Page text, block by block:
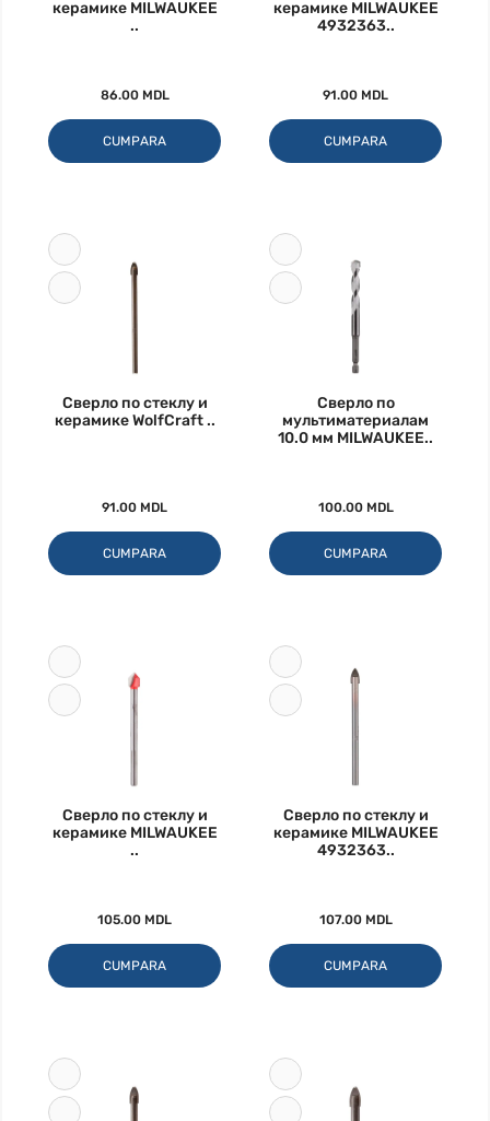
керамике MILWAUKEE
..
86.00 MDL
CUMPARA
керамике MILWAUKEE
4932363..
91.00 MDL
CUMPARA
Сверло по стеклу и
керамике WolfCraft ..
91.00 MDL
CUMPARA
Сверло по
мультиматериалам
10.0 мм MILWAUKEE..
100.00 MDL
CUMPARA
Сверло по стеклу и
керамике MILWAUKEE
..
105.00 MDL
CUMPARA
Сверло по стеклу и
керамике MILWAUKEE
4932363..
107.00 MDL
CUMPARA